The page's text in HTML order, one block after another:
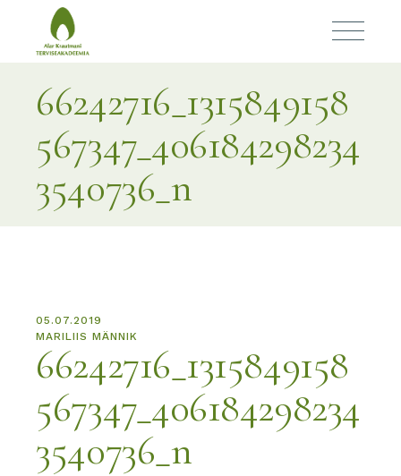
66242716_1315849158
567347_406184298234
3540736_n
05.07.2019
MARILIIS MÄNNIK
66242716_1315849158
567347_406184298234
3540736_n